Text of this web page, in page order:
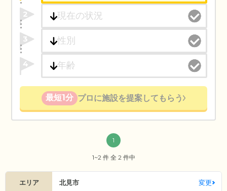
2
3
4
最短1分 プロに施設を提案してもらう
1
1~2 件 全 2 件中
エリア 北見市 変更